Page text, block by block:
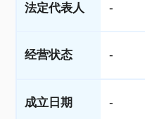
法定代表人 -
经营状态 -
成立日期 -